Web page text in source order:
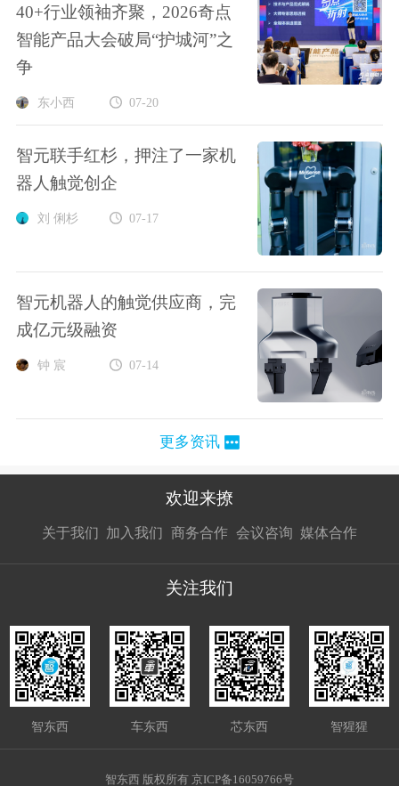
40+行业领袖齐聚，2026奇点
智能产品大会破局“护城河”之
争
东小西 07-20
智元联手红杉，押注了一家机
器人触觉创企
刘 俐杉 07-17
智元机器人的触觉供应商，完
成亿元级融资
钟 宸 07-14
更多资讯
欢迎来撩
关于我们 加入我们
接扔简历
商务合作
接开聊
会议咨询 媒体合作
接开聊
关注我们
智东西 车东西 芯东西 智猩猩
智东西 版权所有 京ICP备16059766号